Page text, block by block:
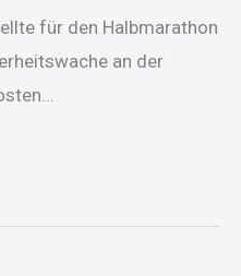
für den Halbmarathon
an der